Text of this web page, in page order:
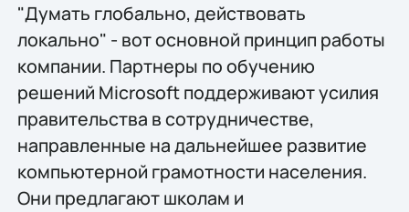
"Думать глобально, действовать
локально" - вот основной принцип работы
компании. Партнеры по обучению
решений Microsoft поддерживают усилия
правительства в сотрудничестве,
направленные на дальнейшее развитие
компьютерной грамотности населения.
Они предлагают школам и